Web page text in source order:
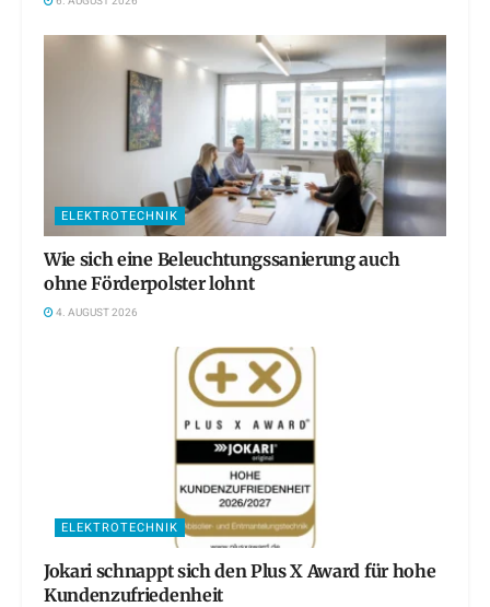
ELEKTROTECHNIK
Wie sich eine Beleuchtungssanierung auch
ohne Förderpolster lohnt
4. AUGUST 2026
ELEKTROTECHNIK
Jokari schnappt sich den Plus X Award für hohe
Kundenzufriedenheit